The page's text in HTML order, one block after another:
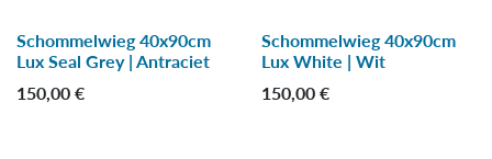
-25 %
Schommelwieg 40x90cm
Lux Seal Grey | Antraciet
150,00 €
-25 %
Schommelwieg 40x90cm
Lux White | Wit
150,00€